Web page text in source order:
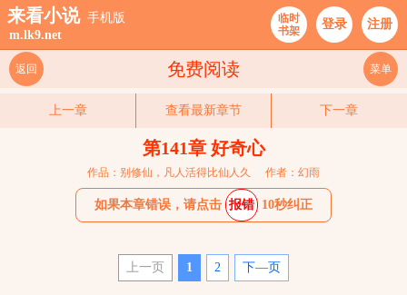
来看小说 手机版
m.lk9.net
临时
书架
登录 注册
免费阅读
返回 菜单
上一章 查看最新章节 下一章
第141章 好奇心
作品：别修仙，凡人活得比仙人久 作者：幻雨
如果本章错误，请点击 报错 10秒纠正
上一页 1 2 下—页